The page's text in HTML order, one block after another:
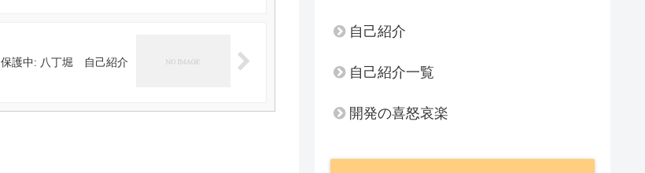
保護中: 八丁堀 自己紹介
自己紹介
自己紹介一覧
開発の喜怒哀楽